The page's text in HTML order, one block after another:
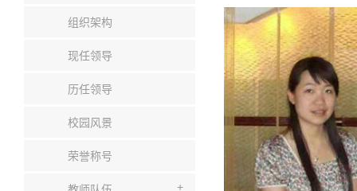
组织架构
现任领导
历任领导
校园风景
荣誉称号
+